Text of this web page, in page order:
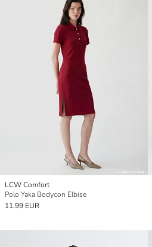
LCW Comfort
Polo Yaka Bodycon Elbise
11.99 EUR